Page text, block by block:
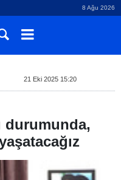
8 Ağu 2026
21 Eki 2025 15:20
durumunda,